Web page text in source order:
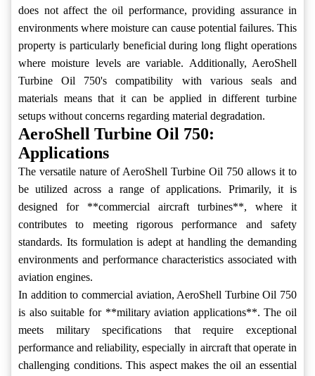
does not affect the oil performance, providing assurance in
environments where moisture can cause potential failures. This
property is particularly beneficial during long flight operations
where moisture levels are variable. Additionally, AeroShell
Turbine Oil 750's compatibility with various seals and
materials means that it can be applied in different turbine
setups without concerns regarding material degradation.
AeroShell Turbine Oil 750:
Applications
The versatile nature of AeroShell Turbine Oil 750 allows it to
be utilized across a range of applications. Primarily, it is
designed for **commercial aircraft turbines**, where it
contributes to meeting rigorous performance and safety
standards. Its formulation is adept at handling the demanding
environments and performance characteristics associated with
aviation engines.
In addition to commercial aviation, AeroShell Turbine Oil 750
is also suitable for **military aviation applications**. The oil
meets military specifications that require exceptional
performance and reliability, especially in aircraft that operate in
challenging conditions. This aspect makes the oil an essential